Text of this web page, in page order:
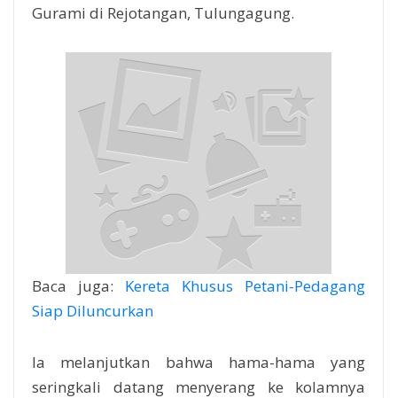
Gurami di Rejotangan, Tulungagung.
Baca juga: Kereta Khusus Petani-Pedagang
Siap Diluncurkan
Ia melanjutkan bahwa hama-hama yang
seringkali datang menyerang ke kolamnya